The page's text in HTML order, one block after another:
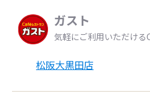
ガスト
気軽にご利用いただける
松阪大黒田店